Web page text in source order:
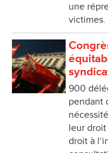
une
victimes.
900
pendant
leur droit
droit à